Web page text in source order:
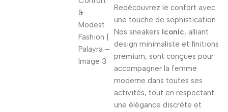
Redécouvrez le confort avec
une touche de sophistication.
Nos sneakers Iconic, alliant
design minimaliste et finitions
premium, sont conçues pour
accompagner la femme
moderne dans toutes ses
activités, tout en respectant
une élégance discrète et